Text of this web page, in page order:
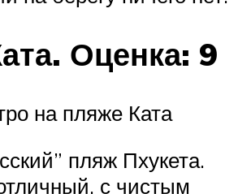
Оценка: 9
на пляже Ката
пляж Пхукета.
с чистым